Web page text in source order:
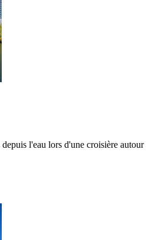
l'eau lors d'une croisière autour